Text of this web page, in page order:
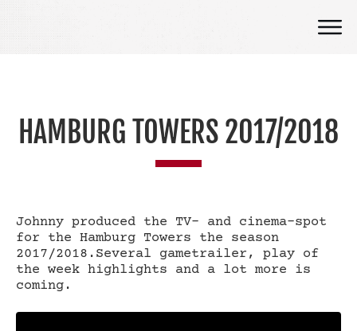
HAMBURG TOWERS 2017/2018
Johnny produced the TV- and cinema-spot
for the Hamburg Towers the season
2017/2018.Several gametrailer, play of
the week highlights and a lot more is
coming.